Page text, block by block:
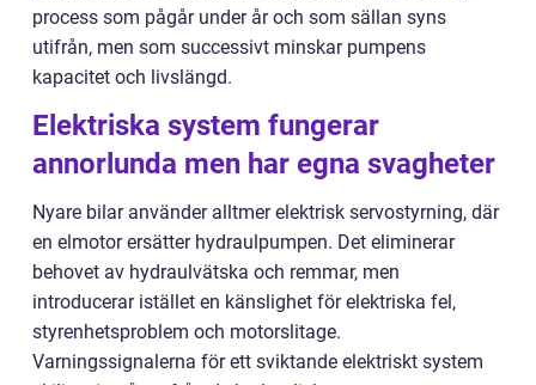
process som pågår under år och som sällan syns
utifrån, men som successivt minskar pumpens
kapacitet och livslängd.
Elektriska system fungerar
annorlunda men har egna svagheter
Nyare bilar använder alltmer elektrisk servostyrning, där
en elmotor ersätter hydraulpumpen. Det eliminerar
behovet av hydraulvätska och remmar, men
introducerar istället en känslighet för elektriska fel,
styrenhetsproblem och motorslitage.
Varningssignalerna för ett sviktande elektriskt system